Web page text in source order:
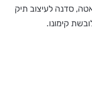
סדנה לעיצוב תיק
קימונו.